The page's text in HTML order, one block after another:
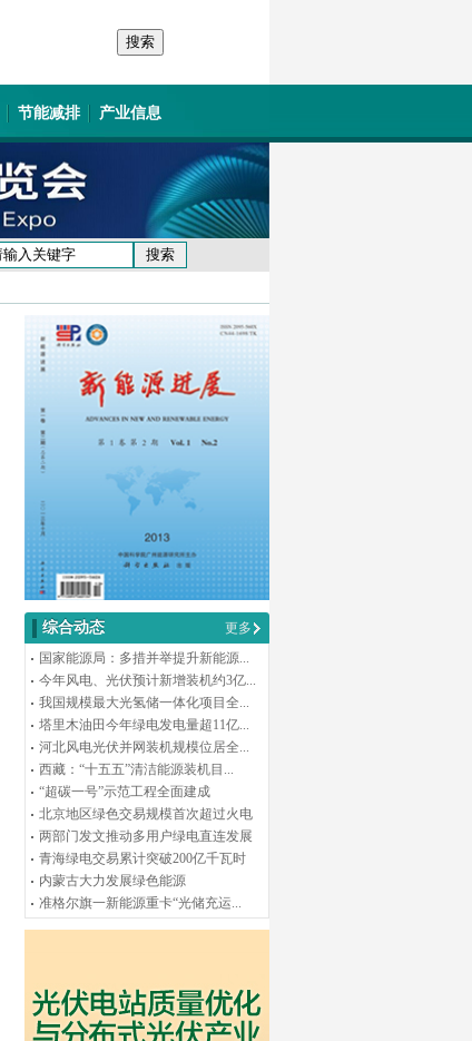
节能减排 产业信息
综合动态
更多
国家能源局：多措并举提升新能源...
今年风电、光伏预计新增装机约3亿...
我国规模最大光氢储一体化项目全...
塔里木油田今年绿电发电量超11亿...
河北风电光伏并网装机规模位居全...
西藏：“十五五”清洁能源装机目...
“超碳一号”示范工程全面建成
北京地区绿色交易规模首次超过火电
两部门发文推动多用户绿电直连发展
青海绿电交易累计突破200亿千瓦时
内蒙古大力发展绿色能源
准格尔旗一新能源重卡“光储充运...